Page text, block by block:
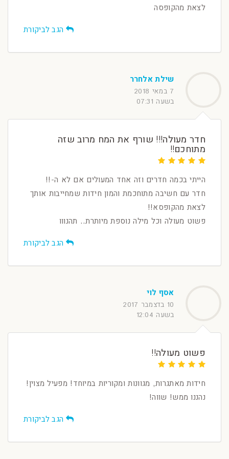
לצאת מהקופסה
הגב לביקורת
שילת אלחרר
7 במאי 2018
בשעה 07:31
חדר מעולה!!! שורף את המח מרוב שזה
מתוחכם!!
הייתי בכמה חדרים וזה אחד המעולים אם לא ה-!!
חדר עם חשיבה מתוחכמת והמון חידות שמחייבות אותך
לצאת מהקופסא!!
פשוט מעולה וכל מילה נוספת מיותרת.. תהנווו
הגב לביקורת
אסף לוי
10 בדצמבר 2017
בשעה 12:04
פשוט מעולה!!
חידות מאתגרות, מגוונות ומקוריות במיוחד! מפעיל מצוין!
נהננו ממש! שווה!
הגב לביקורת